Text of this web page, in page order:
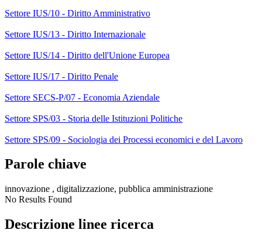
Settore IUS/10 - Diritto Amministrativo
Settore IUS/13 - Diritto Internazionale
Settore IUS/14 - Diritto dell'Unione Europea
Settore IUS/17 - Diritto Penale
Settore SECS-P/07 - Economia Aziendale
Settore SPS/03 - Storia delle Istituzioni Politiche
Settore SPS/09 - Sociologia dei Processi economici e del Lavoro
Parole chiave
innovazione , digitalizzazione, pubblica amministrazione
No Results Found
Descrizione linee ricerca